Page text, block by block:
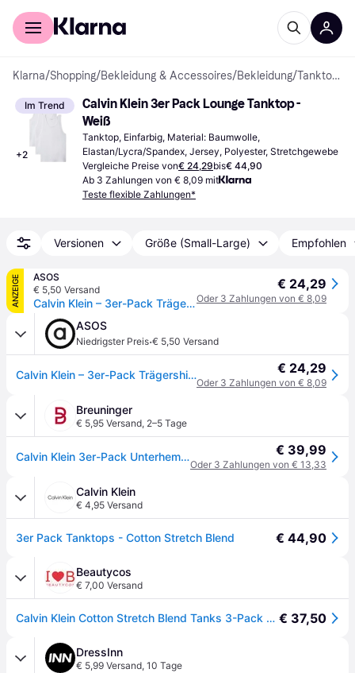
Für Shopper
Klarna/Shopping/Bekleidung & Accessoires/Bekleidung/ Tanktops
Im Trend
+2
Calvin Klein 3er Pack Lounge Tanktop -
Weiß
Tanktop, Einfarbig, Material: Baumwolle,
Elastan/Lycra/Spandex, Jersey, Polyester, Stretchgewebe
Vergleiche Preise von€ 24,29bis€ 44,90
Ab 3 Zahlungen von € 8,09 mit
Teste flexible Zahlungen*
Versionen Größe (Small-Large) Empfohlen
ANZEIGE
ASOS
€ 5,50 Versand
Calvin Klein – 3er-Pack Trägershirts in Weiß mit hohem Baumwollanteil
€ 24,29
Oder 3 Zahlungen von € 8,09
ASOS
Niedrigster Preis·€ 5,50 Versand
Calvin Klein – 3er-Pack Trägershirts in Weiß mit hohem Baumwollanteil € 24,29
Oder 3 Zahlungen von € 8,09
Breuninger
€ 5,95 Versand, 2–5 Tage
Calvin Klein 3er-Pack Unterhemden Cotton Stretch Blend weiss - WEISS - 48,50,52,54 € 39,99
Oder 3 Zahlungen von € 13,33
Calvin Klein
€ 4,95 Versand
3er Pack Tanktops - Cotton Stretch Blend € 44,90
Beautycos
€ 7,00 Versand
Calvin Klein Cotton Stretch Blend Tanks 3-Pack Str. XXXL € 37,50
DressInn
€ 5,99 Versand, 10 Tage